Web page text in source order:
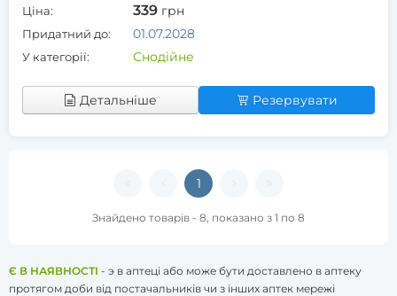
Ціна: 339 грн
Придатний до: 01.07.2028
У категорії: Снодійне
Детальніше Резервувати
1
Знайдено товарів - 8, показано з 1 по 8
Є В НАЯВНОСТІ - э в аптеці або може бути доставлено в аптеку
протягом доби від постачальників чи з інших аптек мережі